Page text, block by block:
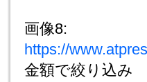
画像8:
https://
金額で絞り込み